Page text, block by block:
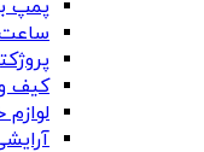
پمپ
کیف
لوازم